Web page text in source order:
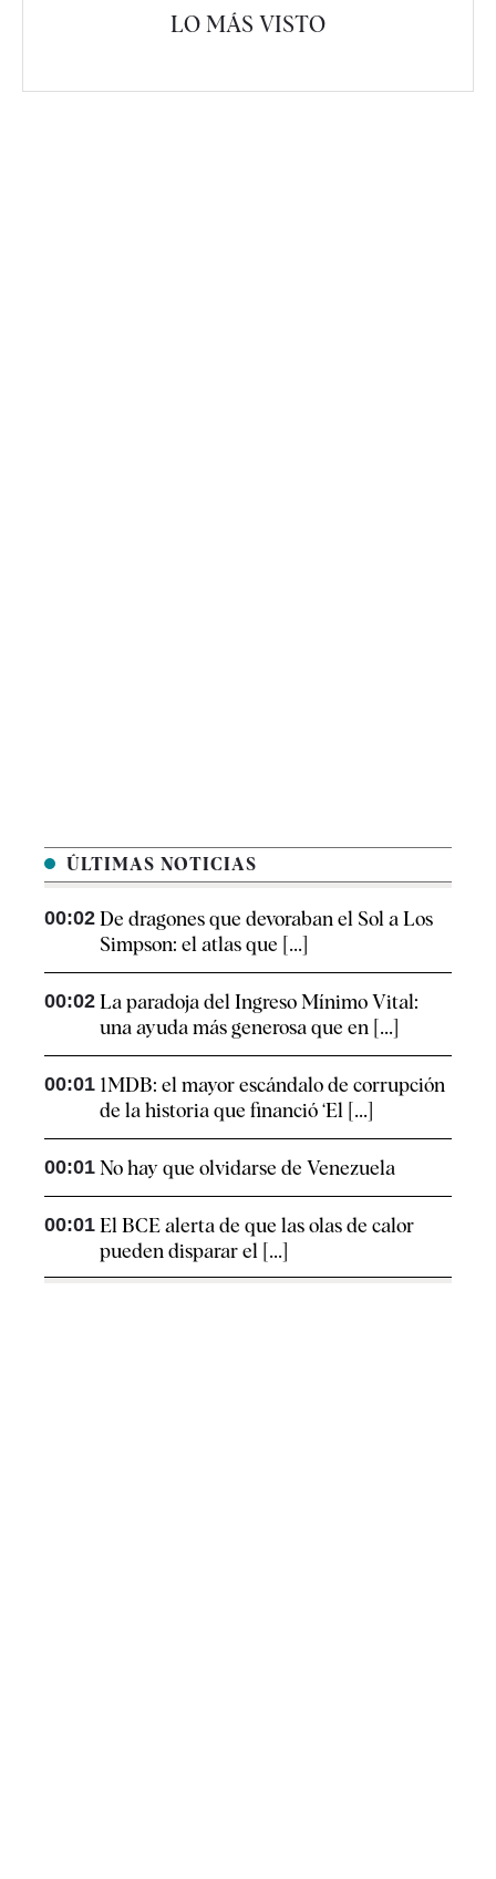
LO MÁS VISTO
ÚLTIMAS NOTICIAS
00:02 De dragones que devoraban el Sol a Los
Simpson: el atlas que [...]
00:02 La paradoja del Ingreso Mínimo Vital:
una ayuda más generosa que en [...]
00:01 1MDB: el mayor escándalo de corrupción
de la historia que financió ‘El [...]
00:01 No hay que olvidarse de Venezuela
00:01 El BCE alerta de que las olas de calor
pueden disparar el [...]